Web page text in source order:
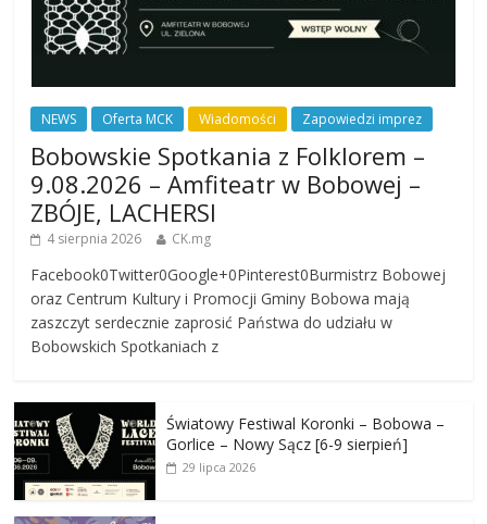
NEWS Oferta MCK Wiadomości Zapowiedzi imprez
Bobowskie Spotkania z Folklorem –
9.08.2026 – Amfiteatr w Bobowej –
ZBÓJE, LACHERSI
4 sierpnia 2026 CK.mg
Facebook0Twitter0Google+0Pinterest0Burmistrz Bobowej
oraz Centrum Kultury i Promocji Gminy Bobowa mają
zaszczyt serdecznie zaprosić Państwa do udziału w
Bobowskich Spotkaniach z
Światowy Festiwal Koronki – Bobowa –
Gorlice – Nowy Sącz [6-9 sierpień]
29 lipca 2026